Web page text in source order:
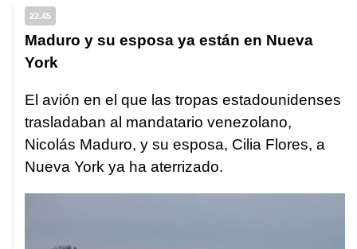
22.45
Maduro y su esposa ya están en Nueva
York
El avión en el que las tropas estadounidenses
trasladaban al mandatario venezolano,
Nicolás Maduro, y su esposa, Cilia Flores, a
Nueva York ya ha aterrizado.